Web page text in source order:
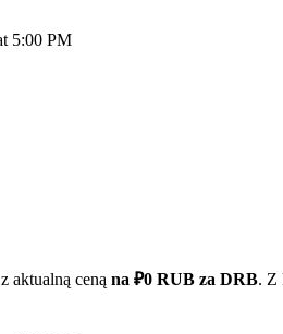
5:00 PM
aktualną ceną na ₽0 RUB za DRB. Z